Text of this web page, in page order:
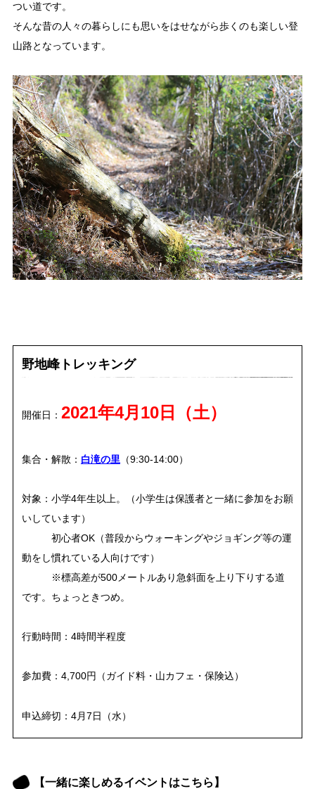
メディア掲載情報 運営者情報
つい道です。
そんな昔の人々の暮らしにも思いをはせながら歩くのも楽しい登
山路となっています。
野地峰トレッキング
開催日： 2021年4月10日（土）
集合・解散： 白滝の里 （9:30‐14:00）
対象：小学4年生以上。（小学生は保護者と一緒に参加をお願
いしています）
初心者OK（普段からウォーキングやジョギング等の運
動をし慣れている人向けです）
※標高差が500メートルあり急斜面を上り下りする道
です。ちょっときつめ。
行動時間：4時間半程度
参加費：4,700円（ガイド料・山カフェ・保険込）
申込締切：4月7日（水）
【一緒に楽しめるイベントはこちら】